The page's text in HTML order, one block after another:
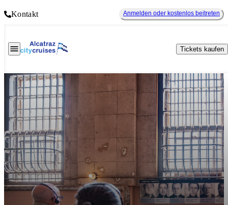
Kontakt Anmelden oder kostenlos beitreten
Tickets kaufen